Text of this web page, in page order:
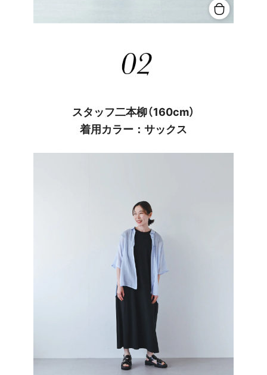
スタッフ二本柳（160cm）
着用カラー：サックス